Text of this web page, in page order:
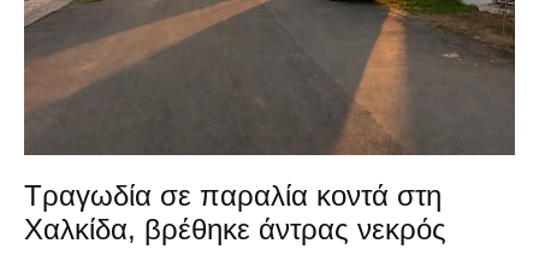
Τραγωδία σε παραλία κοντά στη
Χαλκίδα, βρέθηκε άντρας νεκρός